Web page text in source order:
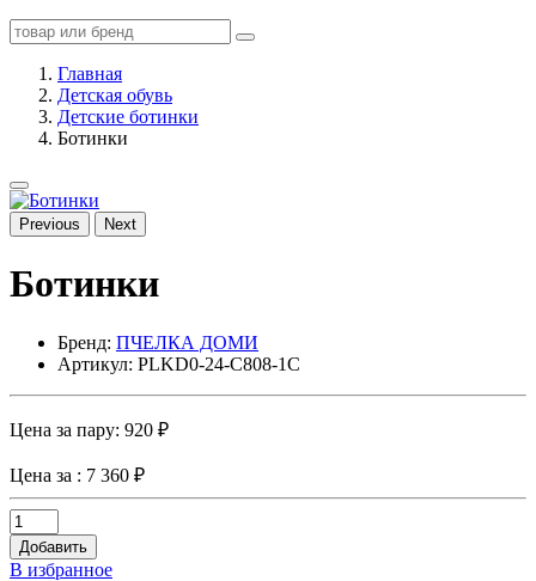
Главная
Детская обувь
Детские ботинки
Ботинки
Previous Next
Ботинки
Бренд: ПЧЕЛКА ДОМИ
Артикул: PLKD0-24-C808-1C
Цена за пару: 920 ₽
Цена за : 7 360 ₽
Добавить
В избранное